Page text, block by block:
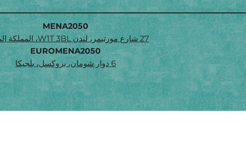
MENA2050
27 شارع مورتيمر، لندن W1T 3BL، المملكة المتحدة
EUROMENA2050
6 دوار شومان، بروكسل، بلجيكا